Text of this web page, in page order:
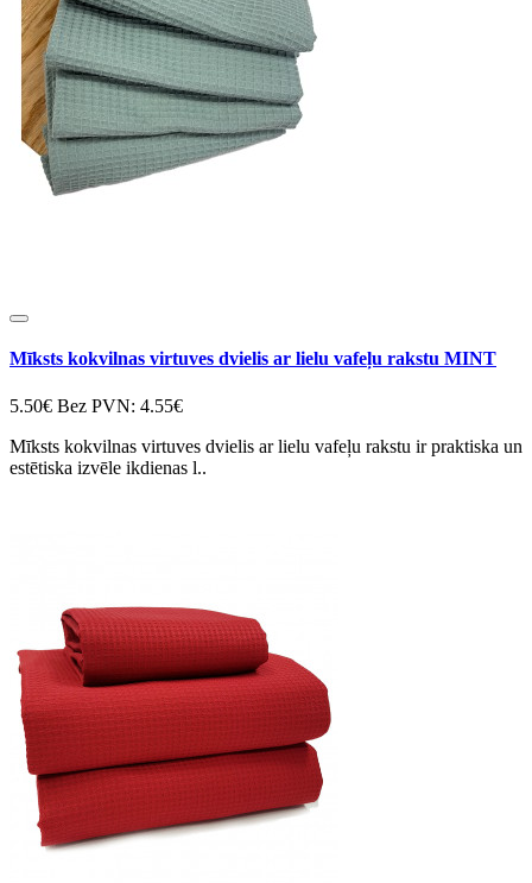
Mīksts kokvilnas virtuves dvielis ar lielu vafeļu rakstu MINT
5.50€ Bez PVN: 4.55€
Mīksts kokvilnas virtuves dvielis ar lielu vafeļu rakstu ir praktiska un
estētiska izvēle ikdienas l..